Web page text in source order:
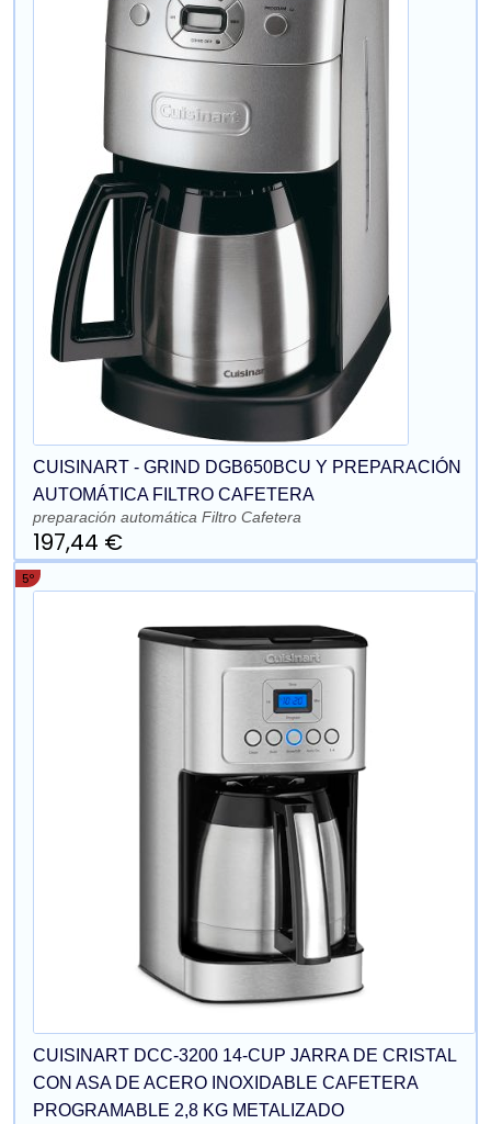
CUISINART - GRIND DGB650BCU Y PREPARACIÓN
AUTOMÁTICA FILTRO CAFETERA
preparación automática Filtro Cafetera
197,44 €
5º
CUISINART DCC-3200 14-CUP JARRA DE CRISTAL
CON ASA DE ACERO INOXIDABLE CAFETERA
PROGRAMABLE 2,8 KG METALIZADO